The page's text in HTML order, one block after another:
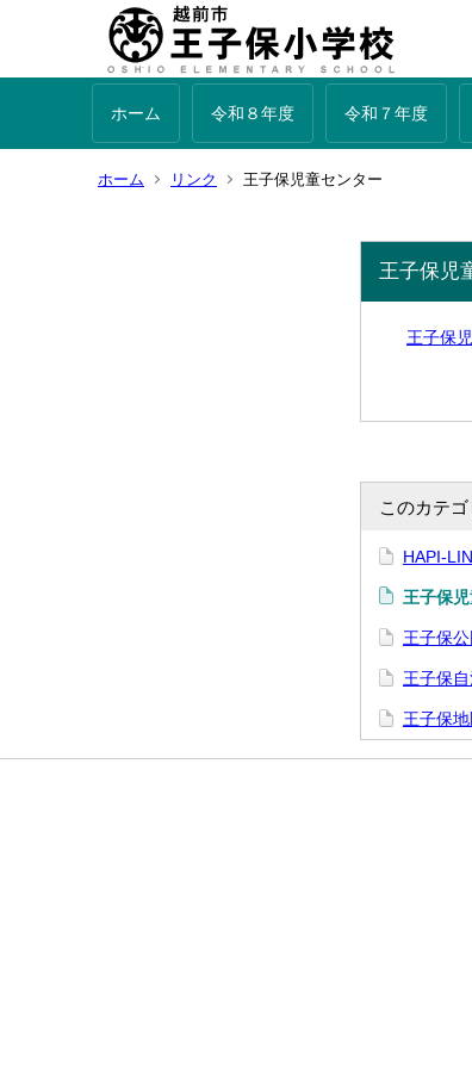
ホーム 令和８年度 令和７年度
ホーム リンク 王子保児童センター
王子保児
王子保
このカテ
HAPI-
王子保
王子保
王子保
王子保